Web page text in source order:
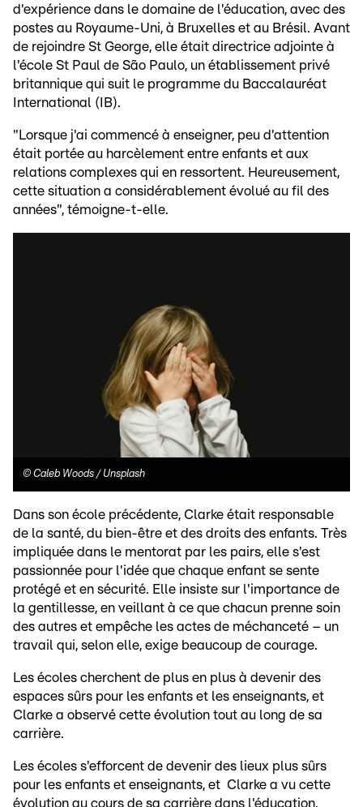
d'expérience dans le domaine de l'éducation, avec des
postes au Royaume-Uni, à Bruxelles et au Brésil. Avant
de rejoindre St George, elle était directrice adjointe à
l'école St Paul de São Paulo, un établissement privé
britannique qui suit le programme du Baccalauréat
International (IB).
"Lorsque j'ai commencé à enseigner, peu d'attention
était portée au harcèlement entre enfants et aux
relations complexes qui en ressortent. Heureusement,
cette situation a considérablement évolué au fil des
années", témoigne-t-elle.
© Caleb Woods / Unsplash
Dans son école précédente, Clarke était responsable
de la santé, du bien-être et des droits des enfants. Très
impliquée dans le mentorat par les pairs, elle s'est
passionnée pour l'idée que chaque enfant se sente
protégé et en sécurité. Elle insiste sur l'importance de
la gentillesse, en veillant à ce que chacun prenne soin
des autres et empêche les actes de méchanceté – un
travail qui, selon elle, exige beaucoup de courage.
Les écoles cherchent de plus en plus à devenir des
espaces sûrs pour les enfants et les enseignants, et
Clarke a observé cette évolution tout au long de sa
carrière.
Les écoles s'efforcent de devenir des lieux plus sûrs
pour les enfants et enseignants, et Clarke a vu cette
évolution au cours de sa carrière dans l'éducation.